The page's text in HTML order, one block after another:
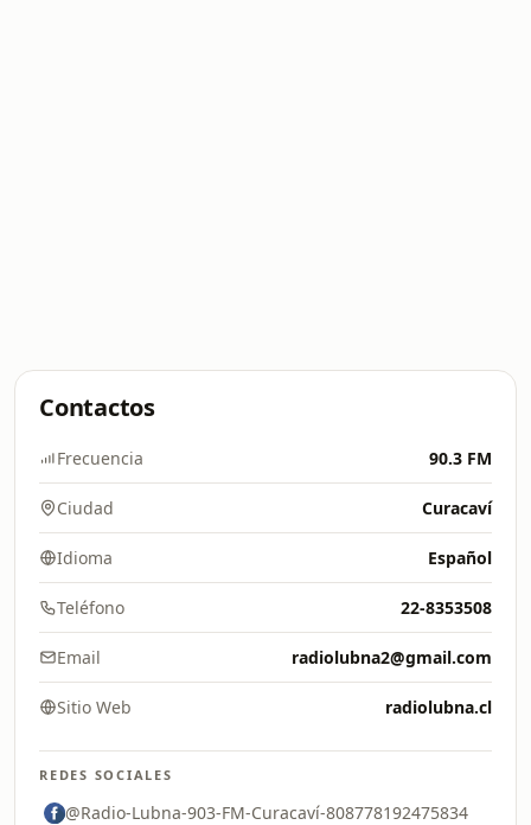
Contactos
Frecuencia 90.3 FM
Ciudad Curacaví
Idioma Español
Teléfono 22-8353508
Email radiolubna2@gmail.com
Sitio Web radiolubna.cl
REDES SOCIALES
@Radio-Lubna-903-FM-Curacaví-808778192475834